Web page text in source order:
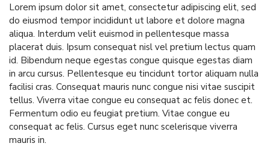
Lorem ipsum dolor sit amet, consectetur adipiscing elit, sed
do eiusmod tempor incididunt ut labore et dolore magna
aliqua. Interdum velit euismod in pellentesque massa
placerat duis. Ipsum consequat nisl vel pretium lectus quam
id. Bibendum neque egestas congue quisque egestas diam
in arcu cursus. Pellentesque eu tincidunt tortor aliquam nulla
facilisi cras. Consequat mauris nunc congue nisi vitae suscipit
tellus. Viverra vitae congue eu consequat ac felis donec et.
Fermentum odio eu feugiat pretium. Vitae congue eu
consequat ac felis. Cursus eget nunc scelerisque viverra
mauris in.